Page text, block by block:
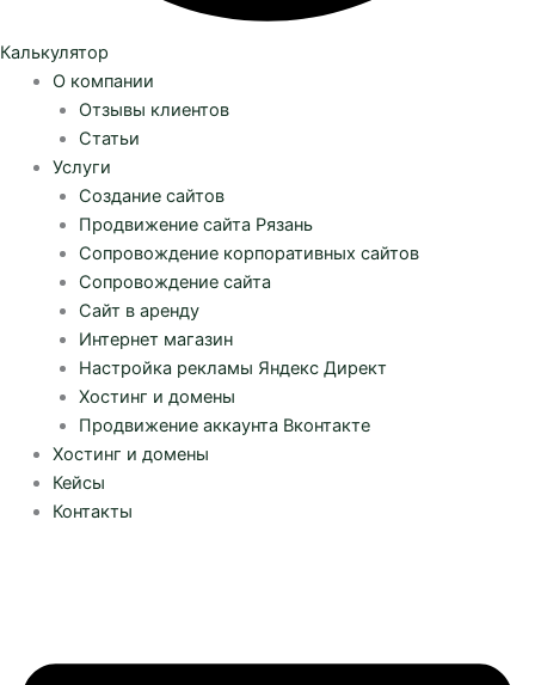
Калькулятор
О компании
Отзывы клиентов
Статьи
Услуги
Создание сайтов
Продвижение сайта Рязань
Сопровождение корпоративных сайтов
Сопровождение сайта
Сайт в аренду
Интернет магазин
Настройка рекламы Яндекс Директ
Хостинг и домены
Продвижение аккаунта Вконтакте
Хостинг и домены
Кейсы
Контакты